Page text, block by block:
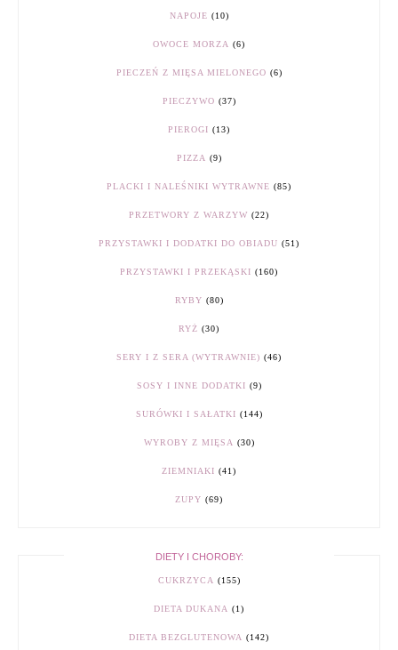
NAPOJE (10)
OWOCE MORZA (6)
PIECZEŃ Z MIĘSA MIELONEGO (6)
PIECZYWO (37)
PIEROGI (13)
PIZZA (9)
PLACKI I NALEŚNIKI WYTRAWNE (85)
PRZETWORY Z WARZYW (22)
PRZYSTAWKI I DODATKI DO OBIADU (51)
PRZYSTAWKI I PRZEKĄSKI (160)
RYBY (80)
RYŻ (30)
SERY I Z SERA (WYTRAWNIE) (46)
SOSY I INNE DODATKI (9)
SURÓWKI I SAŁATKI (144)
WYROBY Z MIĘSA (30)
ZIEMNIAKI (41)
ZUPY (69)
DIETY I CHOROBY:
CUKRZYCA (155)
DIETA DUKANA (1)
DIETA BEZGLUTENOWA (142)